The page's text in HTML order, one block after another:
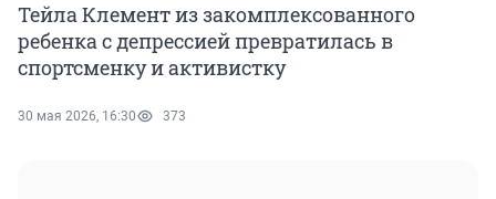
Тейла Клемент из закомплексованного
ребенка с депрессией превратилась в
спортсменку и активистку
30 мая 2026, 16:30 373